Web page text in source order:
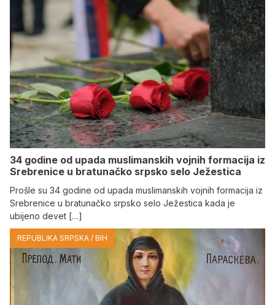
34 godine od upada muslimanskih vojnih formacija iz
Srebrenice u bratunačko srpsko selo Јežestica
Prošle su 34 godine od upada muslimanskih vojnih formacija iz
Srebrenice u bratunačko srpsko selo Јežestica kada je
ubijeno devet […]
REPUBLIKA SRPSKA / BIH